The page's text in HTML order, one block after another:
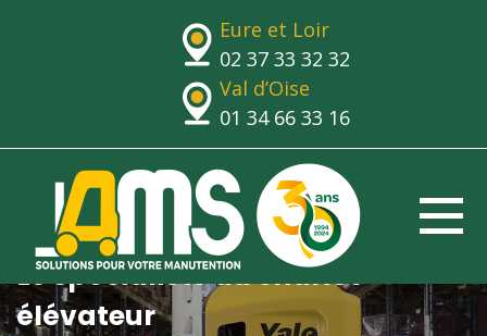
Eure et Loir
02 37 33 32 32
Val d’Oise
01 34 66 33 16
Le spécialiste du chariot
élévateur